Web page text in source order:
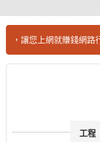
網就賺錢網路行銷，
工程